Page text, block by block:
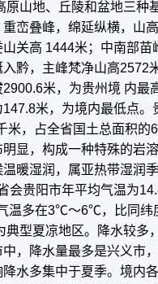
原山地、丘陵和盆地三种
峦叠峰，绵延纵横，山
关高 1444米；中南部
入黔，主峰梵净山高2572
米，为贵州境 内最
米，为境内最低点
米，占全省国土总面积的
显，构成一种特殊的岩溶
湿润，属亚热带湿润季
会贵阳市年平均气温为
温多在3℃～6℃，比同纬
型夏凉地区。降水较多
，降水量最多是兴义市
水多集中于夏季。境内